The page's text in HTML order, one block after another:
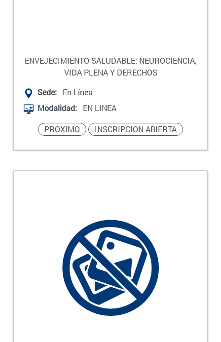
ENVEJECIMIENTO SALUDABLE: NEUROCIENCIA,
VIDA PLENA Y DERECHOS
Sede:
En Línea
Modalidad:
EN LINEA
PROXIMO INSCRIPCION ABIERTA